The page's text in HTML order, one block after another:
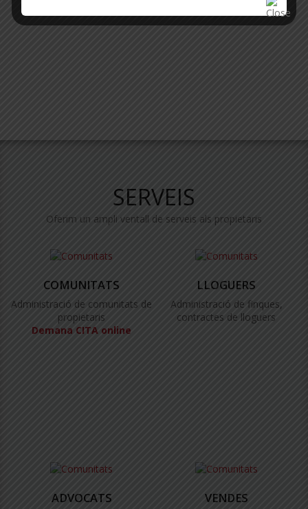
SERVEIS
Oferim un ampli ventall de serveis als propietaris
COMUNITATS
Administració de comunitats de
propietaris
Demana CITA online
LLOGUERS
Administració de finques,
contractes de lloguers
ADVOCATS VENDES